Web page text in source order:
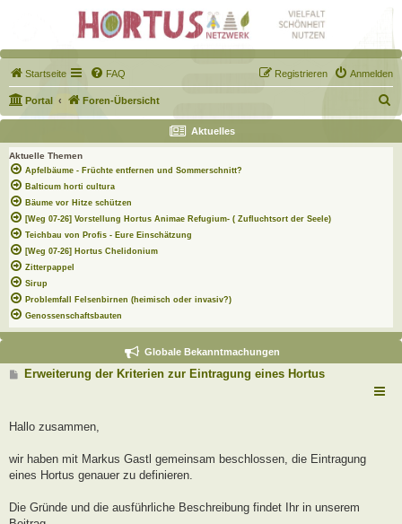
Startseite FAQ Anmelden
Registrieren
Portal Foren-Übersicht
u
c
Aktuelles
Aktuelle Themen
Apfelbäume - Früchte entfernen und Sommerschnitt?
Balticum horti cultura
Bäume vor Hitze schützen
[Weg 07-26] Vorstellung Hortus Animae Refugium- ( Zufluchtsort der Seele)
Teichbau von Profis - Eure Einschätzung
[Weg 07-26] Hortus Chelidonium
Zitterpappel
Sirup
Problemfall Felsenbirnen (heimisch oder invasiv?)
Genossenschaftsbauten
Globale Bekanntmachungen
B
r
Erweiterung der Kriterien zur Eintragung eines Hortus
Hallo zusammen,
wir haben mit Markus Gastl gemeinsam beschlossen, die Eintragung
eines Hortus genauer zu definieren.
Die Gründe und die ausführliche Beschreibung findet Ihr in unserem